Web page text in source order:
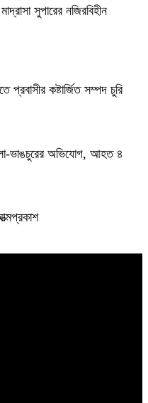
সুপারের নজিরবিহীন
প্রবাসীর কষ্টার্জিত সম্পদ চুরি
ভাঙচুরের অভিযোগ, আহত ৪